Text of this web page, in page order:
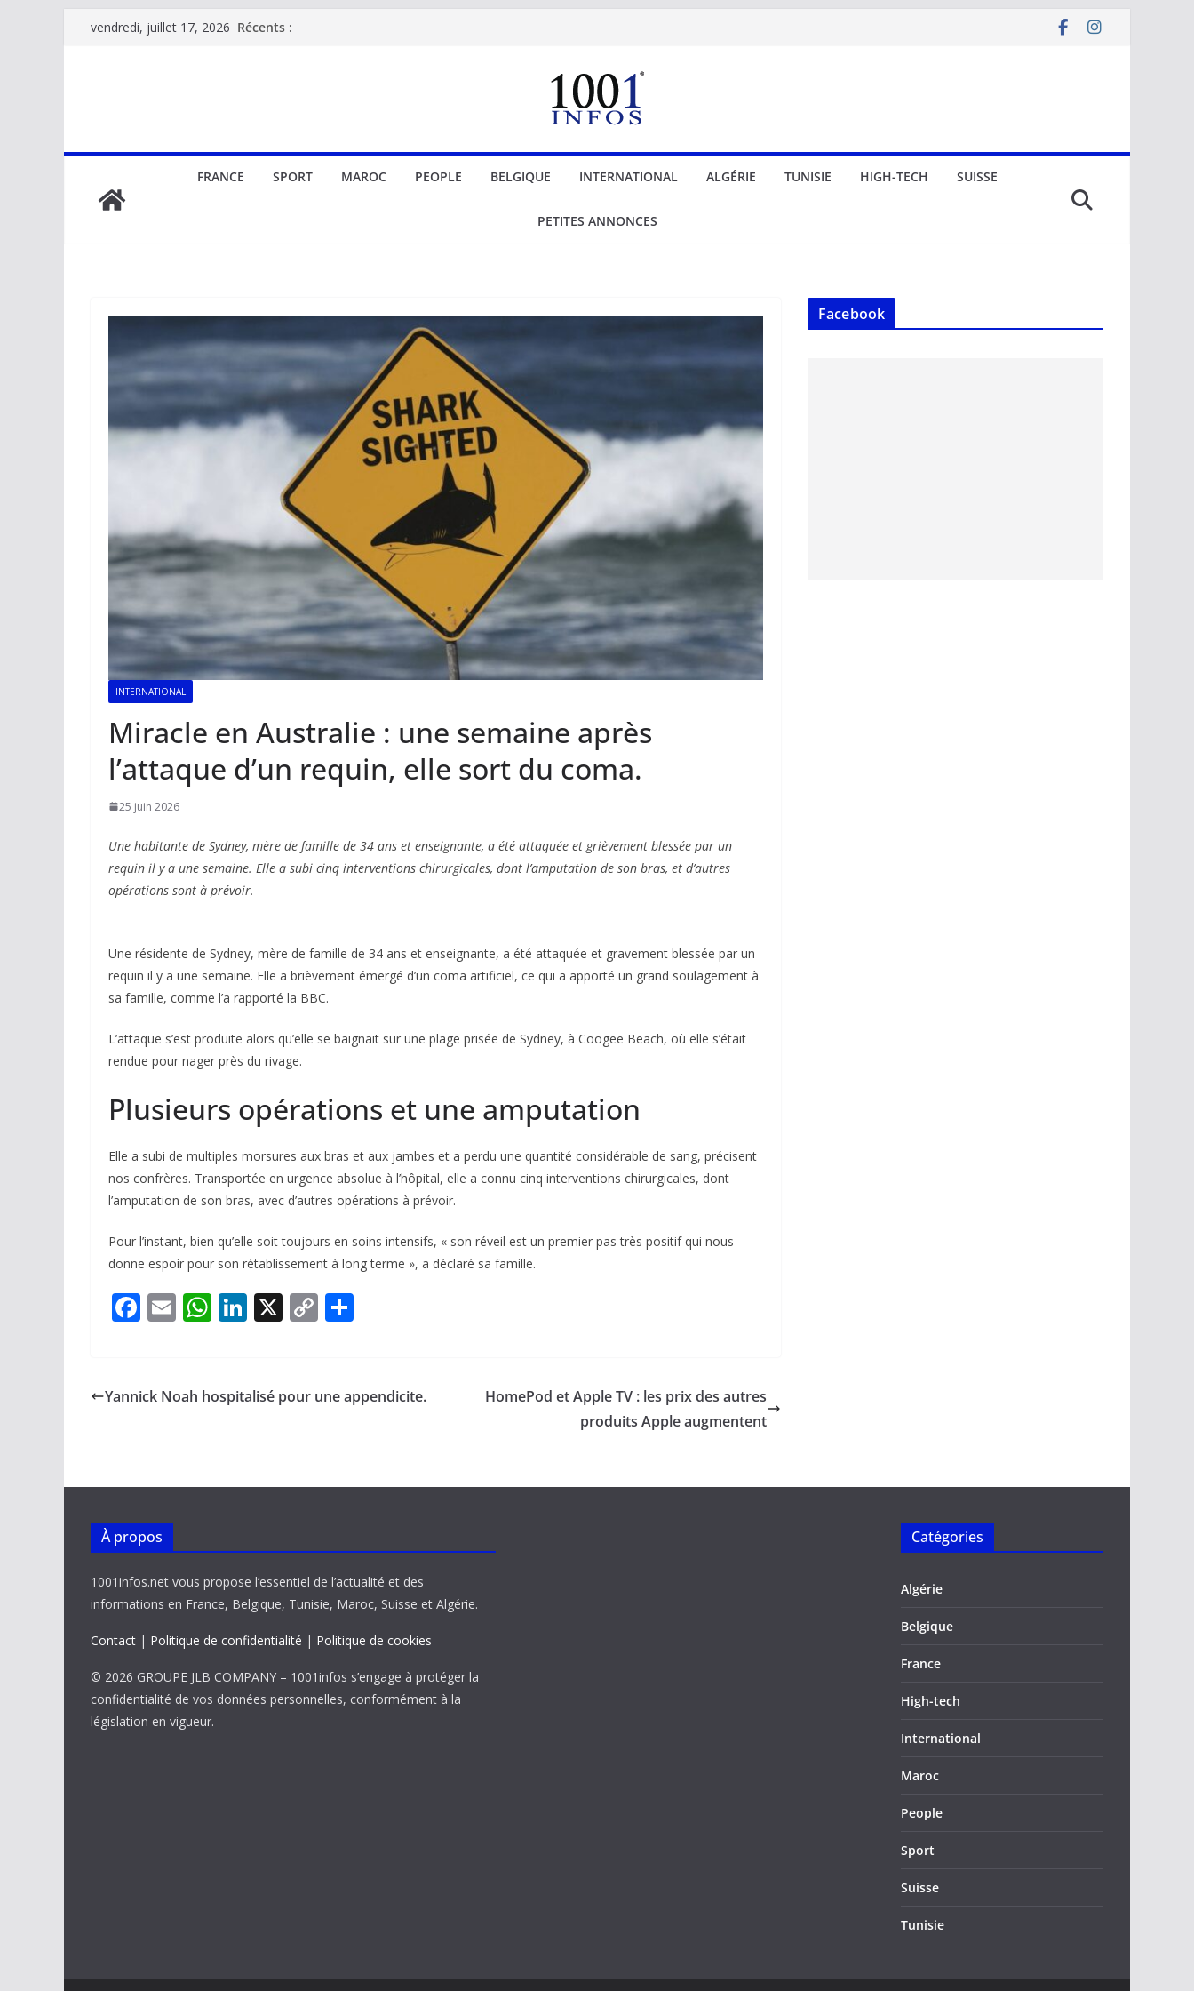
Passervendredi, juillet 17, 2026 Récents :
FRANCE SPORT MAROC PEOPLE BELGIQUE INTERNATIONAL ALGÉRIE TUNISIE HIGH-TECH SUISSE
PETITES ANNONCES
INTERNATIONAL
Miracle en Australie : une semaine après
l’attaque d’un requin, elle sort du coma.
25 juin 2026
Une habitante de Sydney, mère de famille de 34 ans et enseignante, a été attaquée et grièvement blessée par un
requin il y a une semaine. Elle a subi cinq interventions chirurgicales, dont l’amputation de son bras, et d’autres
opérations sont à prévoir.
Une résidente de Sydney, mère de famille de 34 ans et enseignante, a été attaquée et gravement blessée par un
requin il y a une semaine. Elle a brièvement émergé d’un coma artificiel, ce qui a apporté un grand soulagement à
sa famille, comme l’a rapporté la BBC.
L’attaque s’est produite alors qu’elle se baignait sur une plage prisée de Sydney, à Coogee Beach, où elle s’était
rendue pour nager près du rivage.
Plusieurs opérations et une amputation
Elle a subi de multiples morsures aux bras et aux jambes et a perdu une quantité considérable de sang, précisent
nos confrères. Transportée en urgence absolue à l’hôpital, elle a connu cinq interventions chirurgicales, dont
l’amputation de son bras, avec d’autres opérations à prévoir.
Pour l’instant, bien qu’elle soit toujours en soins intensifs, « son réveil est un premier pas très positif qui nous
donne espoir pour son rétablissement à long terme », a déclaré sa famille.
F
b
k
E
l
W
s
p
Li
e
X C
y
k
g
Yannick Noah hospitalisé pour une appendicite.
HomePod et Apple TV : les prix des autres
produits Apple augmentent
Facebook
À propos
1001infos.net vous propose l’essentiel de l’actualité et des
informations en France, Belgique, Tunisie, Maroc, Suisse et Algérie.
Contact | Politique de confidentialité | Politique de cookies
© 2026 GROUPE JLB COMPANY – 1001infos s’engage à protéger la
confidentialité de vos données personnelles, conformément à la
législation en vigueur.
Catégories
Algérie
Belgique
France
High-tech
International
Maroc
People
Sport
Suisse
Tunisie